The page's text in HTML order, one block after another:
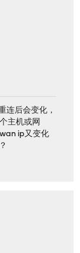
连后会变化，
主机或网
ip又变化